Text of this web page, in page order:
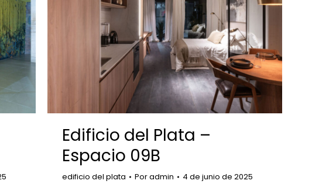
Edificio del Plata –
Espacio 09B
edificio del plata Poradmin 4 de junio de 2025